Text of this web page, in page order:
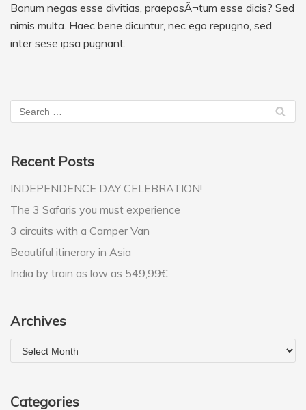
Bonum negas esse divitias, praeposÃ¬tum esse dicis? Sed
nimis multa. Haec bene dicuntur, nec ego repugno, sed
inter sese ipsa pugnant.
Recent Posts
INDEPENDENCE DAY CELEBRATION!
The 3 Safaris you must experience
3 circuits with a Camper Van
Beautiful itinerary in Asia
India by train as low as 549,99€
Archives
Categories